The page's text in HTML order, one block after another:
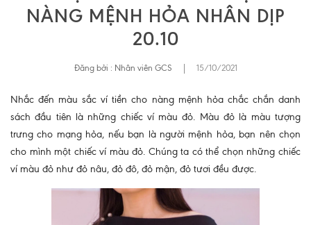
NÀNG MỆNH HỎA NHÂN DỊP
20.10
Đăng bởi : Nhân viên GCS 15/10/2021
Nhắc đến màu sắc ví tiền cho nàng mệnh hỏa chắc chắn danh
sách đầu tiên là những chiếc ví màu đỏ. Màu đỏ là màu tượng
trưng cho mạng hỏa, nếu bạn là người mệnh hỏa, bạn nên chọn
cho mình một chiếc ví màu đỏ. Chúng ta có thể chọn những chiếc
ví màu đỏ như đỏ nâu, đỏ đô, đỏ mận, đỏ tươi đều được.